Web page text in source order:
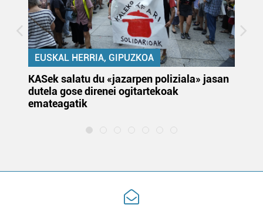
EUSKAL HERRIA, GIPUZKOA
KASek salatu du «jazarpen poliziala» jasan
dutela gose direnei ogitartekoak
emateagatik